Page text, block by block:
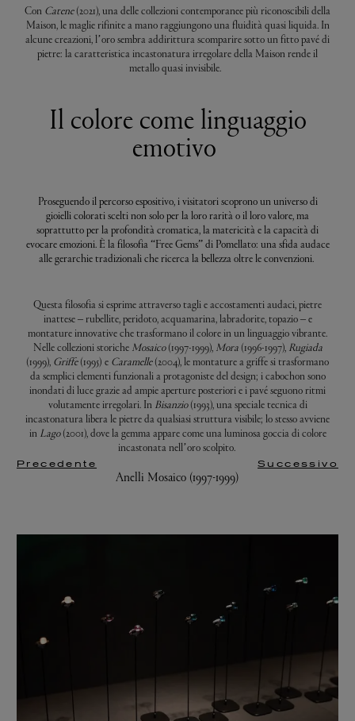
Con Catene(2021), una delle collezioni contemporanee più riconoscibili della
Maison, le maglie rifinite a mano raggiungono una fluidità quasi liquida. In
alcune creazioni, l’oro sembra addirittura scomparire sotto un fitto pavé di
pietre: la caratteristica incastonatura irregolare della Maison rende il
metallo quasi invisibile.
Il colore come linguaggio
emotivo
Proseguendo il percorso espositivo, i visitatori scoprono un universo di
gioielli colorati scelti non solo per la loro rarità o il loro valore, ma
soprattutto per la profondità cromatica, la matericità e la capacità di
evocare emozioni. È la filosofia “Free Gems” di Pomellato: una sfida audace
alle gerarchie tradizionali che ricerca la bellezza oltre le convenzioni.
Questa filosofia si esprime attraverso tagli e accostamenti audaci, pietre
inattese – rubellite, peridoto, acquamarina, labradorite, topazio – e
montature innovative che trasformano il colore in un linguaggio vibrante.
Nelle collezioni storiche Mosaico(1997-1999), Mora(1996-1997), Rugiada
(1999), Griffe(1995) e Caramelle(2004), le montature a griffe si trasformano
da semplici elementi funzionali a protagoniste del design; i cabochon sono
inondati di luce grazie ad ampie aperture posteriori e i pavé seguono ritmi
volutamente irregolari. In Bisanzio(1993), una speciale tecnica di
incastonatura libera le pietre da qualsiasi struttura visibile; lo stesso avviene
in Lago(2001), dove la gemma appare come una luminosa goccia di colore
incastonata nell’oro scolpito.
Precedente Successivo
Anelli Mosaico (1997-1999)